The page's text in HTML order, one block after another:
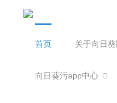
首页 关于向日
向日葵污app中心